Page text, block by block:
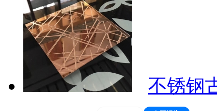
不锈钢